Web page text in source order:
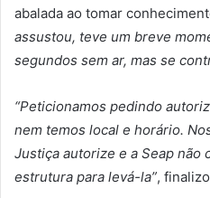
abalada ao tomar
assustou, teve um breve
segundos sem ar, mas se
“Peticionamos pedindo
nem temos local e horário.
Justiça autorize e a Seap não
estrutura para levá-la”,